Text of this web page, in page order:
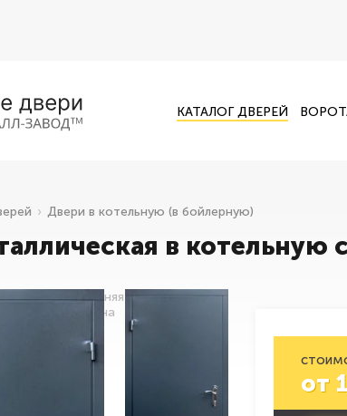
КАТАЛОГ ДВЕРЕЙ
в
Двери в котельную (в бойлерную)
Внутренняя
сторона
от